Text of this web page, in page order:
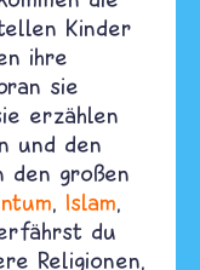
Kinder
ihre
sie
erzählen
und den
den großen
, Islam,
du
Religionen,